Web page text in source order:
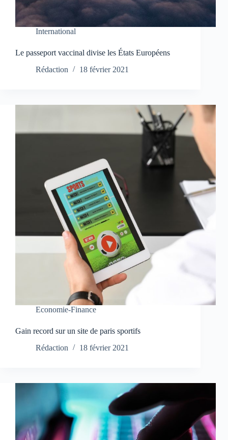
International
Le passeport vaccinal divise les États Européens
Rédaction
18 février 2021
Economie-Finance
Gain record sur un site de paris sportifs
Rédaction
18 février 2021